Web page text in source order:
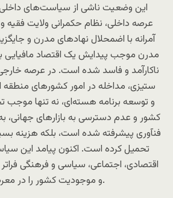
این وضعیت ناشی از سیاست‌های
عرصه داخلی، نظام حکمرانی ولایت
آمرانه با اضمحلال نهادهای مدرن و
مدرن موجب پیدایش یک اقتصاد مافیایی
ناکارآمد و فاسد شده است. در عرصه
ستیزی، مداخله در امور کشورهای منطقه
و توسعه برنامه هسته‌ای، نه تنها موجب
کشور و عدم دسترسی به بازارهای جهانی،
فنآوری پیشرفته شده است، بلکه هزینه
تحمیل کرده است. اکنون پیامد این
اقتصادی، اجتماعی، سیاسی و فرهنگی
و موجودیت کشور را در معرض خطر قرار داده است.